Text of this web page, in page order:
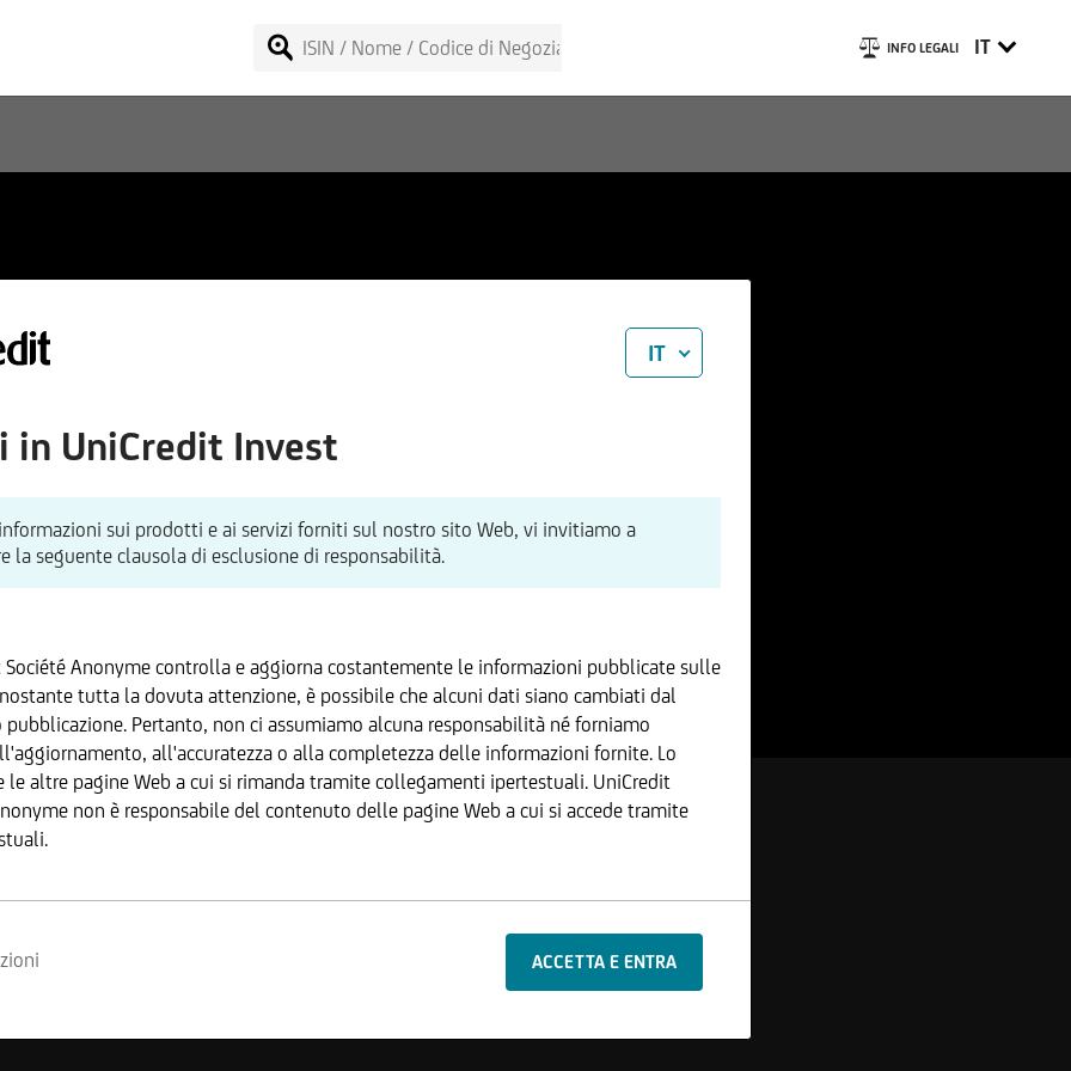
INFO LEGALI IT
- AFQD
IT
in UniCredit Invest
sui prodotti e ai servizi forniti sul nostro sito Web, vi invitiamo a
la seguente clausola di esclusione di responsabilità.
Société Anonyme controlla e aggiorna costantemente le informazioni pubblicate sulle
tutta la dovuta attenzione, è possibile che alcuni dati siano cambiati dal
Pertanto, non ci assumiamo alcuna responsabilità né forniamo
all'accuratezza o alla completezza delle informazioni fornite. Lo
le altre pagine Web a cui si rimanda tramite collegamenti ipertestuali. UniCredit
non è responsabile del contenuto delle pagine Web a cui si accede tramite
Lux Société Anonyme si riserva il diritto di apportare modifiche o aggiunte alle